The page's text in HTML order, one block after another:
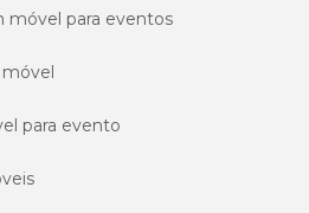
móvel para eventos
para evento